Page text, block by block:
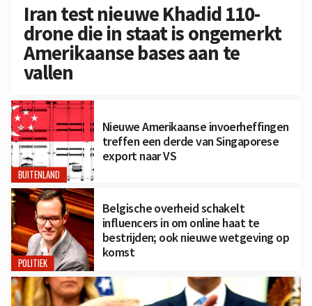
Iran test nieuwe Khadid 110-
drone die in staat is ongemerkt
Amerikaanse bases aan te
vallen
BUITENLAND
Nieuwe Amerikaanse invoerheffingen
treffen een derde van Singaporese
export naar VS
POLITIEK
Belgische overheid schakelt
influencers in om online haat te
bestrijden; ook nieuwe wetgeving op
komst